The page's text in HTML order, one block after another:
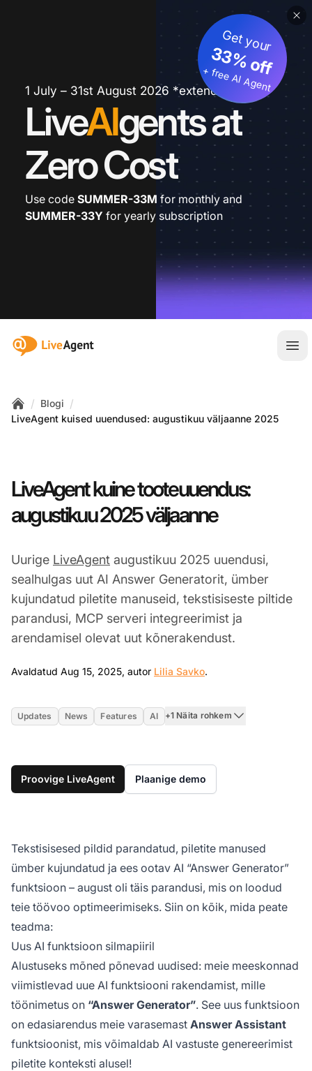
1 July – 31st August 2026 *extended
LiveAIgents at
Zero Cost
Get your
33% off
+ free AI Agent
Use code SUMMER-33M for monthly and
SUMMER-33Y for yearly subscription
:site.title
Home
/ Blogi /
LiveAgent kuised uuendused: augustikuu väljaanne 2025
LiveAgent kuine tooteuuendus:
augustikuu 2025 väljaanne
Uurige LiveAgent augustikuu 2025 uuendusi,
sealhulgas uut AI Answer Generatorit, ümber
kujundatud piletite manuseid, tekstisiseste piltide
parandusi, MCP serveri integreerimist ja
arendamisel olevat uut kõnerakendust.
Avaldatud Aug 15, 2025, autor Lilia Savko.
Updates News Features AI +1 Näita rohkem
Proovige LiveAgent Plaanige demo
Tekstisisesed pildid parandatud, piletite manused
ümber kujundatud ja ees ootav AI “Answer Generator”
funktsioon – august oli täis parandusi, mis on loodud
teie töövoo optimeerimiseks. Siin on kõik, mida peate
teadma:
Uus AI funktsioon silmapiiril
Alustuseks mõned põnevad uudised: meie meeskonnad
viimistlevad uue AI funktsiooni rakendamist, mille
töönimetus on “Answer Generator”. See uus funktsioon
on edasiarendus meie varasemast Answer Assistant
funktsioonist, mis võimaldab AI vastuste genereerimist
piletite konteksti alusel!